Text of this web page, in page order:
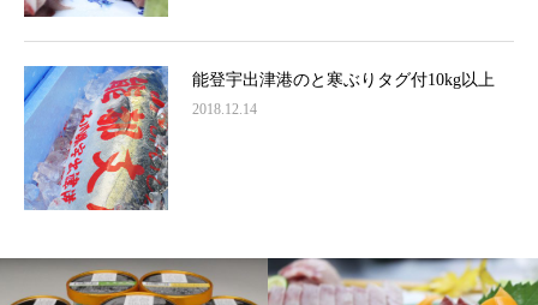
能登宇出津港のと寒ぶりタグ付10kg以上
2018.12.14